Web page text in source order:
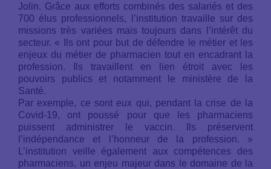
Jolin. Grâce aux efforts combinés des salariés et des
700 élus professionnels, l’institution travaille sur des
missions très variées mais toujours dans l’intérêt du
secteur. « Ils ont pour but de défendre le métier et les
enjeux du métier de pharmacien tout en encadrant la
profession. Ils travaillent en lien étroit avec les
pouvoirs publics et notamment le ministère de la
Santé.
Par exemple, ce sont eux qui, pendant la crise de la
Covid-19, ont poussé pour que les pharmaciens
puissent administrer le vaccin. Ils préservent
l’indépendance et l’honneur de la profession. »
L’institution veille également aux compétences des
pharmaciens, un enjeu majeur dans le domaine de la